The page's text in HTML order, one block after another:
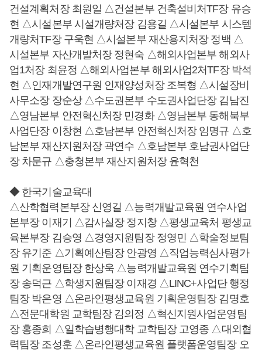
건설계획처장 최원일 △건설본부 건축설비처TF장 유승
현 △시설본부 시설개량처장 김용길 △시설본부 시스템
개량처TF장 구욱현 △시설본부 재산용지처장 정백 △
시설본부 자산개발처장 정현숙 △해외사업본부 해외사
업1처장 최윤정 △해외사업본부 해외사업2처TF장 박석
현 △인재개발연구원 인재양성처장 조복형 △시설장비
사무소장 장순상 △수도권본부 수도권사업단장 김남진
△영남본부 안전혁신처장 민경화 △영남본부 동해북부
사업단장 이창현 △호남본부 안전혁신처장 임명규 △호
남본부 재산지원처장 곽연수 △호남본부 호남권사업단
장 차문규 △충청본부 재산지원처장 윤혁천
◆ 한국기술교육대
△산학협력본부장 신영길 △능력개발교육원 연수사업
본부장 이재기 △감사실장 정지창 △평생교육처 평생교
육본부장 김승영 △경영지원팀장 정영민 △학술정보팀
장 유기준 △기획예산팀장 안광영 △직업능력심사평가
원 기획운영팀장 한상욱 △능력개발교육원 연수기획팀
장 송덕근 △학생지원팀장 이재경 △LINC+사업단 행정
팀장 박은영 △온라인평생교육원 기획운영팀장 김명호
△전문대학원 교학팀장 김의정 △혁신지원사업운영팀
장 홍종희 △일학습병행대학 교학팀장 고영종 △대외협
력팀장 조성훈 △온라인평생교육원 플랫폼운영팀장 오